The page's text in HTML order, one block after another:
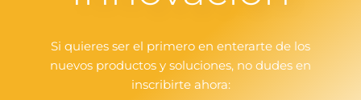
Si quieres ser el primero en enterarte de los
nuevos productos y soluciones, no dudes en
inscribirte ahora: